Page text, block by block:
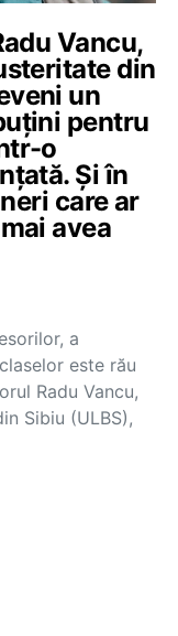
Vancu,
din
un
pentru
o
Și în
care ar
avea
a
este rău
Radu Vancu,
Sibiu (ULBS),